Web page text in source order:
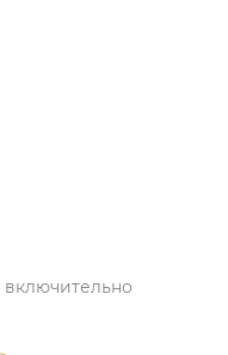
включительно